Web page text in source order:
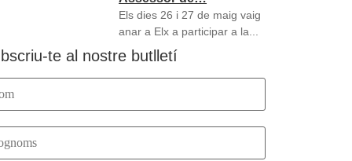
Els dies 26 i 27 de maig vaig
anar a Elx a participar a la...
te al nostre butlletí